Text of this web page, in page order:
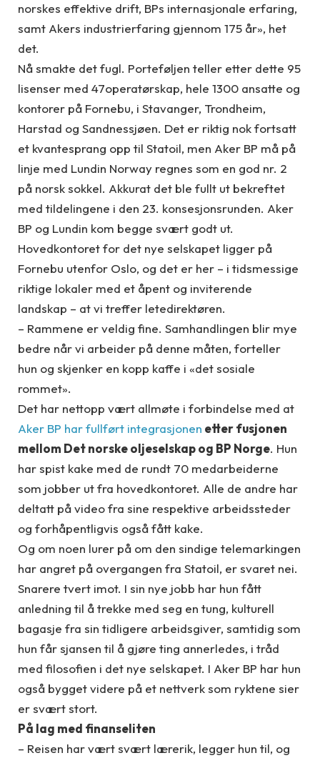
norskes effektive drift, BPs internasjonale erfaring,
samt Akers industrierfaring gjennom 175 år», het
det.
Nå smakte det fugl. Porteføljen teller etter dette 95
lisenser med 47operatørskap, hele 1300 ansatte og
kontorer på Fornebu, i Stavanger, Trondheim,
Harstad og Sandnessjøen. Det er riktig nok fortsatt
et kvantesprang opp til Statoil, men Aker BP må på
linje med Lundin Norway regnes som en god nr. 2
på norsk sokkel. Akkurat det ble fullt ut bekreftet
med tildelingene i den 23. konsesjonsrunden. Aker
BP og Lundin kom begge svært godt ut.
Hovedkontoret for det nye selskapet ligger på
Fornebu utenfor Oslo, og det er her – i tidsmessige
riktige lokaler med et åpent og inviterende
landskap – at vi treffer letedirektøren.
– Rammene er veldig fine. Samhandlingen blir mye
bedre når vi arbeider på denne måten, forteller
hun og skjenker en kopp kaffe i «det sosiale
rommet».
Det har nettopp vært allmøte i forbindelse med at
Aker BP har fullført integrasjonen etter fusjonen
mellom Det norske oljeselskap og BP Norge. Hun
har spist kake med de rundt 70 medarbeiderne
som jobber ut fra hovedkontoret. Alle de andre har
deltatt på video fra sine respektive arbeidssteder
og forhåpentligvis også fått kake.
Og om noen lurer på om den sindige telemarkingen
har angret på overgangen fra Statoil, er svaret nei.
Snarere tvert imot. I sin nye jobb har hun fått
anledning til å trekke med seg en tung, kulturell
bagasje fra sin tidligere arbeidsgiver, samtidig som
hun får sjansen til å gjøre ting annerledes, i tråd
med filosofien i det nye selskapet. I Aker BP har hun
også bygget videre på et nettverk som ryktene sier
er svært stort.
På lag med finanseliten
– Reisen har vært svært lærerik, legger hun til, og